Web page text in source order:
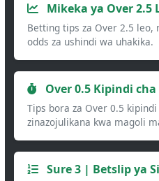
Mikeka ya Over 2.5
Betting tips za Over 2.5 leo,
odds za ushindi wa uhakika.
Over 0.5 Kipindi
Tips bora za Over 0.5
zinazojulikana kwa magoli
Sure 3 | Betslip ya